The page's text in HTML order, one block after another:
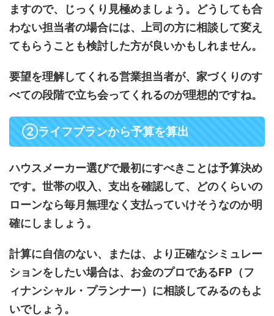
ますので、じっくり見極めましょう。どうしても合
わない担当者の場合には、上司の方に相談して変え
てもらうことも検討した方が良いかもしれません。
要望を理解してくれる営業担当者が、家づくりのす
べての段階で立ち会ってくれるのが理想的ですね。
②ライフプランから予算を算出
ハウスメーカー選びで最初にすべきことは予算決め
です。世帯の収入、支出を確認して、どのくらいの
ローンなら毎月無理なく支払っていけそうなのか明
確にしましょう。
計算に自信のない、または、より正確なシミュレー
ションをしたい場合は、お金のプロであるFP（フ
ィナンシャル・プランナー）に相談してみるのもよ
いでしょう。